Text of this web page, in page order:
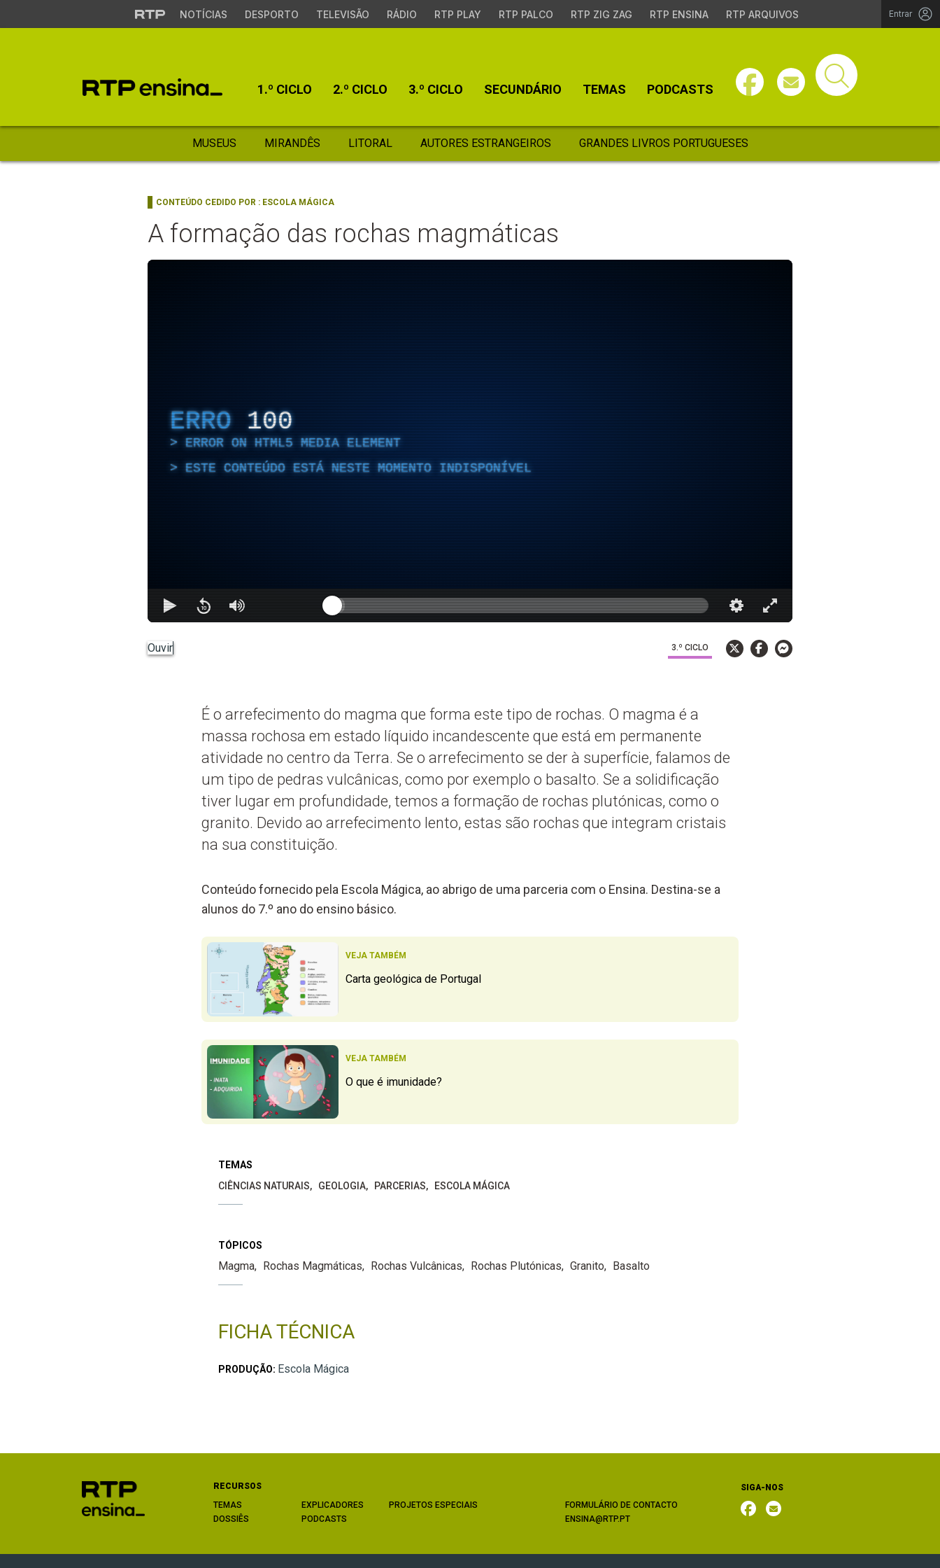
NOTÍCIAS DESPORTO TELEVISÃO RÁDIO RTP PLAY RTP PALCO RTP ZIG ZAG RTP ENSINA RTP ARQUIVOS Entrar
1.º CICLO 2.º CICLO 3.º CICLO SECUNDÁRIO TEMAS PODCASTS
MUSEUS MIRANDÊS LITORAL AUTORES ESTRANGEIROS GRANDES LIVROS PORTUGUESES
CONTEÚDO CEDIDO POR : ESCOLA MÁGICA
A formação das rochas magmáticas
ERRO 100
ERROR ON HTML5 MEDIA ELEMENT
ESTE CONTEÚDO ESTÁ NESTE MOMENTO INDISPONÍVEL
Ouvir 3.º CICLO
É o arrefecimento do magma que forma este tipo de rochas. O magma é a
massa rochosa em estado líquido incandescente que está em permanente
atividade no centro da Terra. Se o arrefecimento se der à superfície, falamos de
um tipo de pedras vulcânicas, como por exemplo o basalto. Se a solidificação
tiver lugar em profundidade, temos a formação de rochas plutónicas, como o
granito. Devido ao arrefecimento lento, estas são rochas que integram cristais
na sua constituição.
Conteúdo fornecido pela Escola Mágica, ao abrigo de uma parceria com o Ensina. Destina-se a
alunos do 7.º ano do ensino básico.
VEJA TAMBÉM
Carta geológica de Portugal
VEJA TAMBÉM
O que é imunidade?
TEMAS
CIÊNCIAS NATURAIS
GEOLOGIA PARCERIAS ESCOLA MÁGICA
TÓPICOS
Magma Rochas Magmáticas Rochas Vulcânicas Rochas Plutónicas Granito Basalto
FICHA TÉCNICA
PRODUÇÃO: Escola Mágica
RECURSOS
TEMAS
DOSSIÊS
EXPLICADORES
PODCASTS
PROJETOS ESPECIAIS
FORMULÁRIO DE CONTACTO
ENSINA@RTP.PT
SIGA-NOS